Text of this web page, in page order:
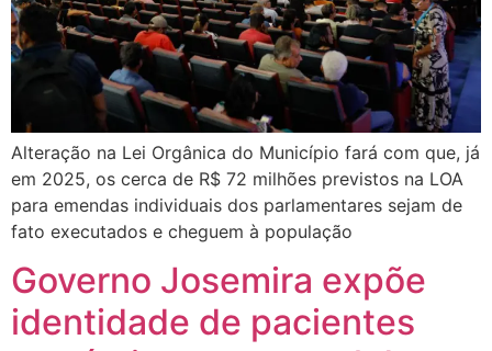
Alteração na Lei Orgânica do Município fará com que, já
em 2025, os cerca de R$ 72 milhões previstos na LOA
para emendas individuais dos parlamentares sejam de
fato executados e cheguem à população
Governo Josemira expõe
identidade de pacientes